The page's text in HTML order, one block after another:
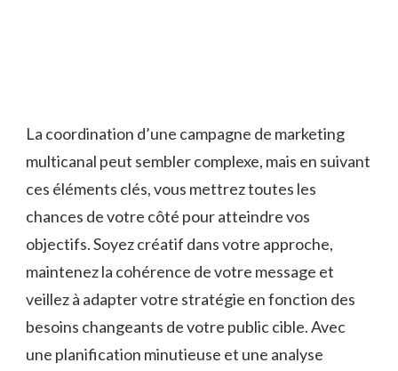
La coordination d’une ​campagne‌ de marketing
multicanal ⁤peut ⁤sembler complexe, mais en​ suivant
ces⁢ éléments ⁤clés, vous mettrez toutes les
⁤chances de votre côté pour atteindre vos ​
objectifs. ‌Soyez ⁤créatif dans votre approche,
maintenez la cohérence de votre message et
veillez à adapter ⁤votre stratégie en fonction ⁢des
besoins​ changeants de ⁢votre public cible. Avec
une planification minutieuse et⁢ une‍ analyse⁢